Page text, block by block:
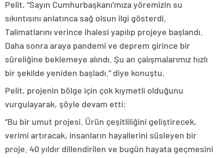
Pelit, “Sayın Cumhurbaşkanı’mıza yöremizin su
sıkıntısını anlatınca sağ olsun ilgi gösterdi.
Talimatlarını verince ihalesi yapılıp projeye başlandı.
Daha sonra araya pandemi ve deprem girince bir
süreliğine beklemeye alındı. Şu an çalışmalarımız hızlı
bir şekilde yeniden başladı.” diye konuştu.
Pelit, projenin bölge için çok kıymetli olduğunu
vurgulayarak, şöyle devam etti:
“Bu bir umut projesi. Ürün çeşitliliğini geliştirecek,
verimi artıracak, insanların hayallerini süsleyen bir
proje. 40 yıldır dillendirilen ve bugün hayata geçmesini